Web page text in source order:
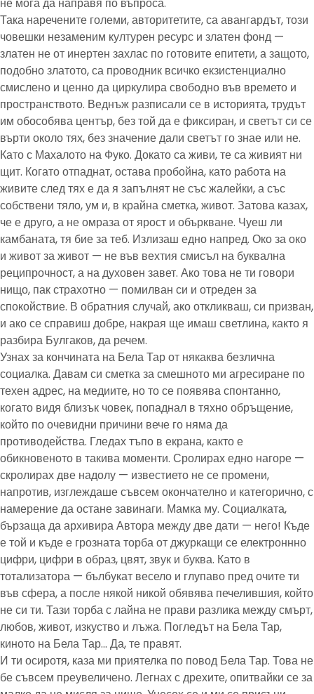
Така наречените големи, авторитетите, са авангардът, този
човешки незаменим културен ресурс и златен фонд —
златен не от инертен захлас по готовите епитети, а защото,
подобно златото, са проводник всичко екзистенциално
смислено и ценно да циркулира свободно във времето и
пространството. Веднъж разписали се в историята, трудът
им обособява център, без той да е фиксиран, и светът си се
върти около тях, без значение дали светът го знае или не.
Като с Махалото на Фуко. Докато са живи, те са живият ни
щит. Когато отпаднат, остава пробойна, като работа на
живите след тях е да я запълнят не със жалейки, а със
собствени тяло, ум и, в крайна сметка, живот. Затова казах,
че е друго, а не омраза от ярост и объркване. Чуеш ли
камбаната, тя бие за теб. Излизаш едно напред. Око за око
и живот за живот — не във вехтия смисъл на буквална
реципрочност, а на духовен завет. Ако това не ти говори
нищо, пак страхотно — помилван си и отреден за
спокойствие. В обратния случай, ако откликваш, си призван,
и ако се справиш добре, накрая ще имаш светлина, както я
разбира Булгаков, да речем.
Узнах за кончината на Бела Тар от някаква безлична
социалка. Давам си сметка за смешното ми агресиране по
техен адрес, на медиите, но то се появява спонтанно,
когато видя близък човек, попаднал в тяхно обръщение,
който по очевидни причини вече го няма да
противодейства. Гледах тъпо в екрана, както е
обикновеното в такива моменти. Сролирах едно нагоре —
скролирах две надолу — известието не се промени,
напротив, изглеждаше съвсем окончателно и категорично, с
намерение да остане завинаги. Мамка му. Социалката,
бързаща да архивира Автора между две дати — него! Къде
е той и къде е грозната торба от джуркащи се електроннно
цифри, цифри в образ, цвят, звук и буква. Като в
тотализатора — бълбукат весело и глупаво пред очите ти
във сфера, а после някой никой обявява печелившия, който
не си ти. Тази торба с лайна не прави разлика между смърт,
любов, живот, изкуство и лъжа. Погледът на Бела Тар,
киното на Бела Тар… Да, те правят.
И ти осиротя, каза ми приятелка по повод Бела Тар. Това не
бе съвсем преувеличено. Легнах с дрехите, опитвайки се за